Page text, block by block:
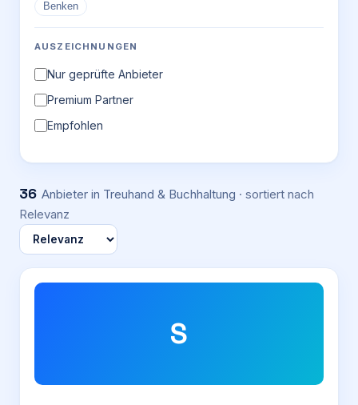
Benken
AUSZEICHNUNGEN
Nur geprüfte Anbieter
Premium Partner
Empfohlen
36 Anbieter in Treuhand & Buchhaltung · sortiert nach
Relevanz
S